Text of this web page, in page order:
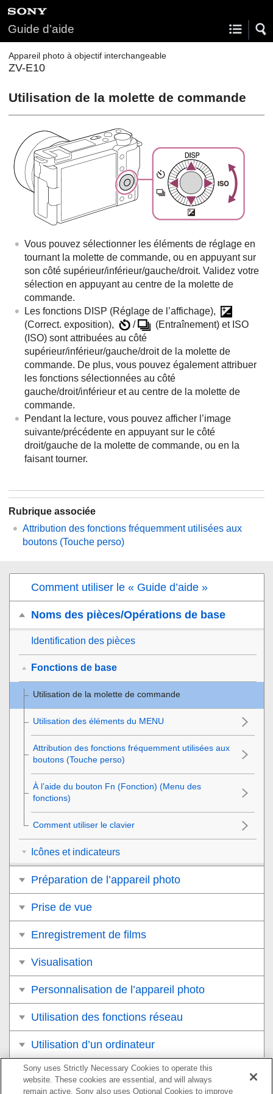
Guide d’aide
Appareil photo à objectif interchangeable
ZV-E10
Utilisation de la molette de commande
Vous pouvez sélectionner les éléments de réglage en
tournant la molette de commande, ou en appuyant sur
son côté supérieur/inférieur/gauche/droit. Validez votre
sélection en appuyant au centre de la molette de
commande.
Les fonctions DISP (Réglage de l’affichage),
(Correct. exposition),
/
(Entraînement) et ISO
( ISO) sont attribuées au côté
supérieur/inférieur/gauche/droit de la molette de
commande. De plus, vous pouvez également attribuer
les fonctions sélectionnées au côté
gauche/droit/inférieur et au centre de la molette de
commande.
Pendant la lecture, vous pouvez afficher l’image
suivante/précédente en appuyant sur le côté
droit/gauche de la molette de commande, ou en la
faisant tourner.
Rubrique associée
Attribution des fonctions fréquemment utilisées aux
boutons (Touche perso)
Comment utiliser le « Guide d’aide »
Noms des pièces/Opérations de base
Identification des pièces
Fonctions de base
Utilisation de la molette de commande
Utilisation des éléments du MENU
Attribution des fonctions fréquemment utilisées aux
boutons (Touche perso)
À l’aide du bouton Fn (Fonction) (Menu des
fonctions)
Comment utiliser le clavier
Icônes et indicateurs
Préparation de l’appareil photo
Prise de vue
Enregistrement de films
Visualisation
Personnalisation de l’appareil photo
Utilisation des fonctions réseau
Utilisation d’un ordinateur
Liste des éléments du MENU
Sony uses Strictly Necessary Cookies to operate this
website. These cookies are essential, and will always
remain active. Sony also uses Optional Cookies to improve